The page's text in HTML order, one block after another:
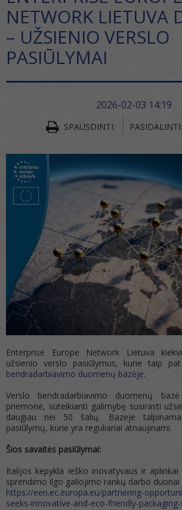
NETWORK LIETUVA
– UŽSIENIO VERSLO
PASIŪLYMAI
2026-02-03 14:19
SPAUSDINTI: PASIDALINTI:
Enterprise Europe Network Lietuva
užsienio verslo pasiūlymus, kurie taip
bendradarbiavimo duomenų bazėje.
Verslo bendradarbiavimo duomenų
priemonė, suteikianti galimybę susirasti
daugiau nei 50 šalių. Bazėje
pasiūlymų, kurie yra reguliariai atnaujinami.
Šios savaitės pasiūlymai:
Italijos kepykla ieško inovatyvaus ir
sprendimo ilgo galiojimo rankų darbo duonai
https://een.ec.europa.eu/partnering-
seeks-innovative-and-eco-friendly-